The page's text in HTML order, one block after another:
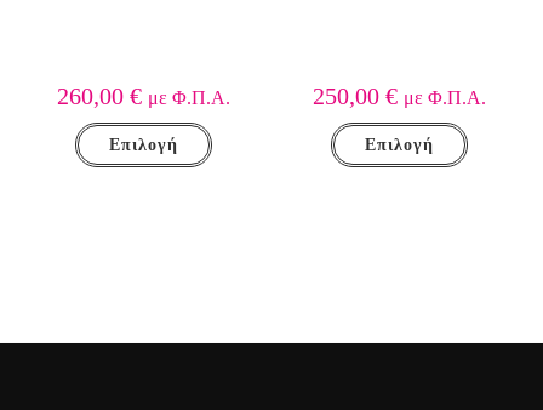
260,00 € με Φ.Π.Α.
Επιλογή
250,00€ με Φ.Π.Α.
Επιλογή